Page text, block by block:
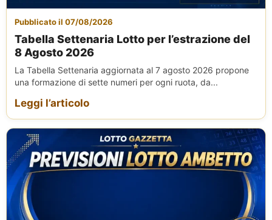
Pubblicato il 07/08/2026
Tabella Settenaria Lotto per l’estrazione del
8 Agosto 2026
La Tabella Settenaria aggiornata al 7 agosto 2026 propone
una formazione di sette numeri per ogni ruota, da...
Leggi l’articolo